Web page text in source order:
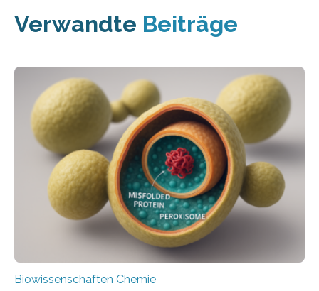
Verwandte Beiträge
Biowissenschaften Chemie